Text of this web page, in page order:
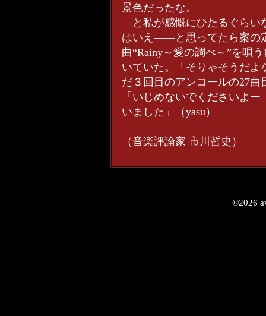
景色だったな。
と私が感慨にひたるぐらい
はいえ――と思ってたら案の
曲“Rainy～愛の調べ～”を唄
いていた。「そりゃそうだ
だ３回目のアンコールの27
「いじめないでくださいよ
いました」（yasu）
（音楽評論家 市川哲史）
©2026